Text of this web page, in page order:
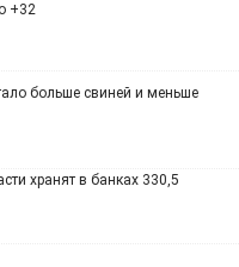
+32
больше свиней и меньше
хранят в банках 330,5